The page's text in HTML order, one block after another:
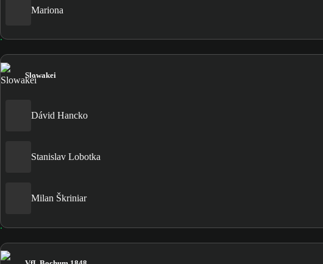
Mariona
Slowakei
Dávid Hancko
Stanislav Lobotka
Milan Škriniar